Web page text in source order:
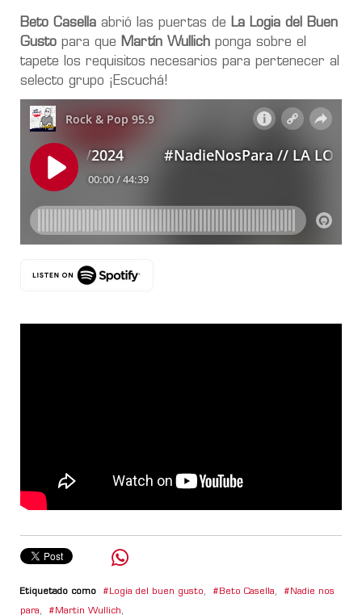
Beto Casella abrió las puertas de La Logia del Buen
Gusto para que Martín Wullich ponga sobre el
tapete los requisitos necesarios para pertenecer al
selecto grupo ¡Escuchá!
Etiquetado como Logia del buen gusto, Beto Casella, Nadie nos
para, Martin Wullich,